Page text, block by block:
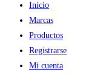
Inicio
Marcas
Productos
Registrarse
Mi cuenta